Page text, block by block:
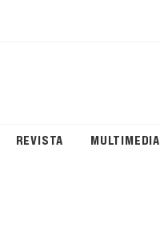
REVISTA MULTIMEDIA